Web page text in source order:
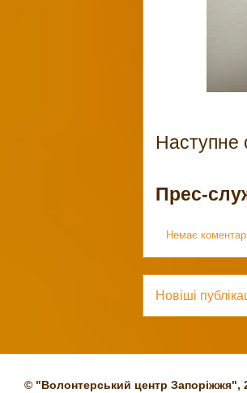
Наступне
Прес-
Немає
Новіші
© "Волонтерський центр Запоріжжя",